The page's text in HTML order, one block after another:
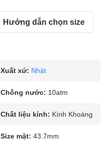
Hướng dẫn chọn size
Xuất xứ: Nhật
Chống nước: 10atm
Chất liệu kính: Kính Khoáng
Size mặt: 43.7mm